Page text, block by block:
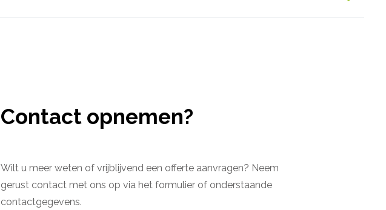
Contact opnemen?
Wilt u meer weten of vrijblijvend een offerte aanvragen? Neem
gerust contact met ons op via het formulier of onderstaande
contactgegevens.